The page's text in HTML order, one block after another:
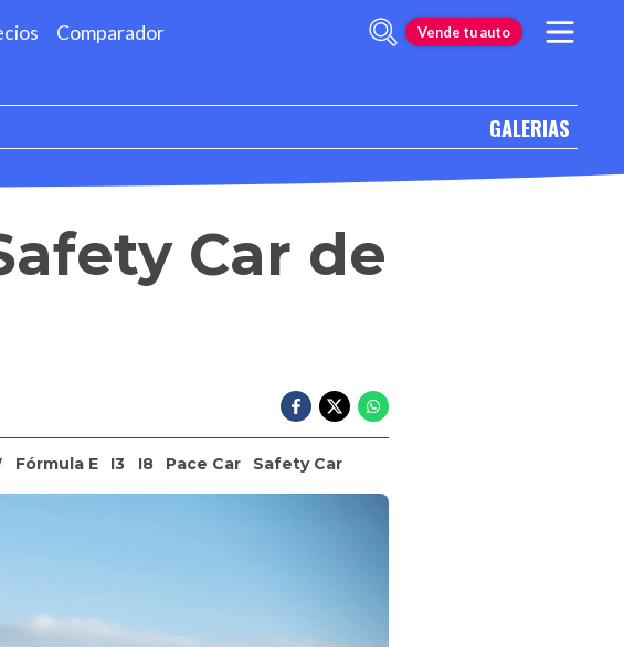
Comparador Vende tu auto
GALERIAS
Car de
Fórmula E I3 I8 Pace Car Safety Car